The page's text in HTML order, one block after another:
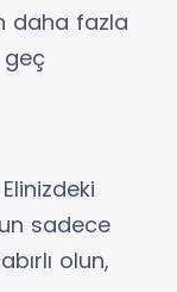
daha fazla
geç
sadece
olun,